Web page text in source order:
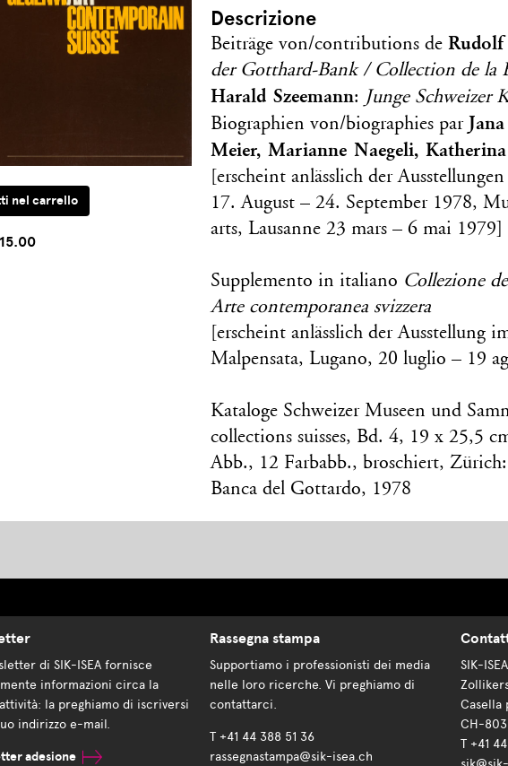
Descrizione
Beiträge von/contributions de
der Gotthard-Bank / Collection de la
Harald Szeemann: Junge Schweizer
Biographien von/biographies par
Meier, Marianne Naegeli, Katherina
[erscheint anlässlich der
17. August – 24. September 1978,
arts, Lausanne 23 mars – 6 mai 1979]
Supplemento in italiano Collezione
Arte contemporanea svizzera
[erscheint anlässlich der Ausstellung
Malpensata, Lugano, 20 luglio – 19
Kataloge Schweizer Museen und
collections suisses, Bd. 4, 19 x 25,5
Abb., 12 Farbabb., broschiert,
Banca del Gottardo, 1978
di SIK-ISEA fornisce
informazioni circa la
la preghiamo di iscriversi
indirizzo e-mail.
adesione
Rassegna stampa
Supportiamo i professionisti dei media
nelle loro ricerche. Vi preghiamo di
contattarci.
T +41 44 388 51 36
rassegnastampa@sik-isea.ch
SIK-ISEA
Casella
CH-
T +41